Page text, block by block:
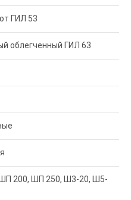
ГИЛ 53
облегченный ГИЛ 63
200, ШП 250, Ш3-20, Ш5-